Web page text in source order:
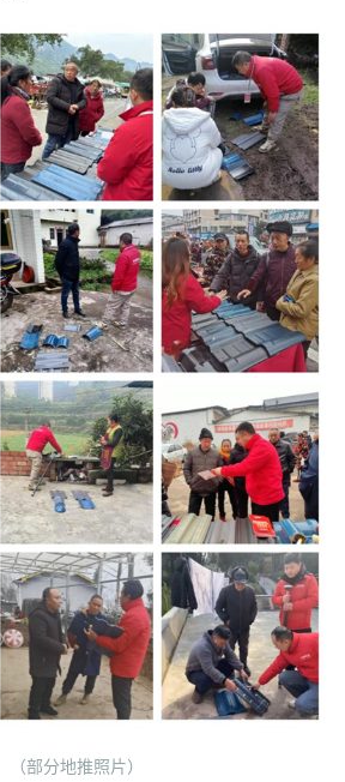
（部分地推照片）